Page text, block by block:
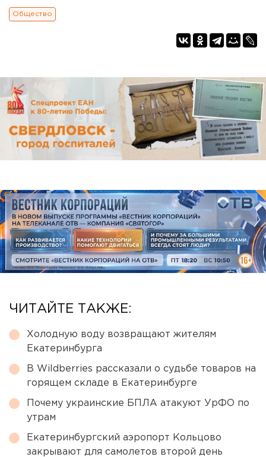
Общество
ЧИТАЙТЕ ТАКЖЕ:
Холодную воду возвращают жителям
Екатеринбурга
В Wildberries рассказали о судьбе товаров на
горящем складе в Екатеринбурге
Почему украинские БПЛА атакуют УрФО по
утрам
Екатеринбургский аэропорт Кольцово
закрывают для самолетов второй день